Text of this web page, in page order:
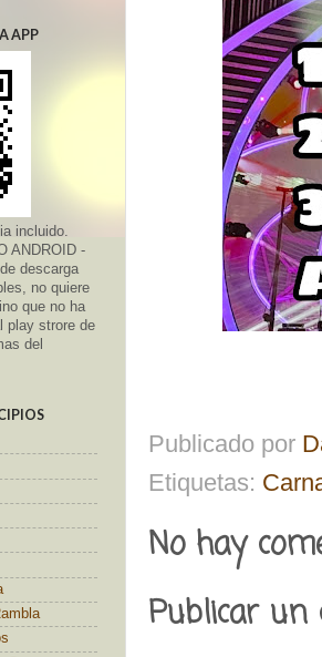
Publicado por
Etiquetas:
No hay
Publicar
APP
incluido.
ANDROID -
descarga
no quiere
que no ha
play strore de
del